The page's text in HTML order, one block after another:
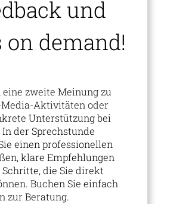
und
on demand!
zweite Meinung zu
Aktivitäten oder
Unterstützung bei
der Sprechstunde
einen professionellen
klare Empfehlungen
die Sie direkt
Buchen Sie einfach
zur Beratung.